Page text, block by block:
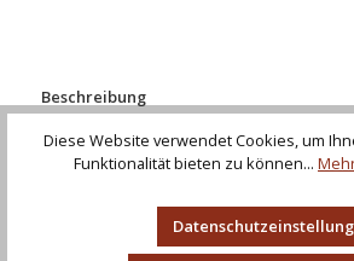
Beschreibung
Silber
Diese Website verwendet Cookies, um
Funktionalität bieten zu können...